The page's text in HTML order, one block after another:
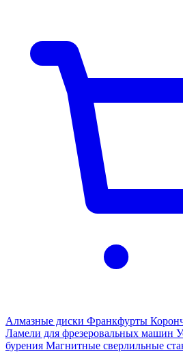
Алмазные диски Франкфурты
Ламели для фрезеровальных машин
бурения Магнитные сверлильные